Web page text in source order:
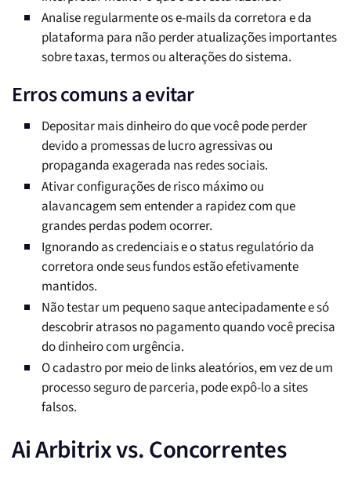
Analise regularmente os e-mails da corretora e da
plataforma para não perder atualizações importantes
sobre taxas, termos ou alterações do sistema.
Erros comuns a evitar
Depositar mais dinheiro do que você pode perder
devido a promessas de lucro agressivas ou
propaganda exagerada nas redes sociais.
Ativar configurações de risco máximo ou
alavancagem sem entender a rapidez com que
grandes perdas podem ocorrer.
Ignorando as credenciais e o status regulatório da
corretora onde seus fundos estão efetivamente
mantidos.
Não testar um pequeno saque antecipadamente e só
descobrir atrasos no pagamento quando você precisa
do dinheiro com urgência.
O cadastro por meio de links aleatórios, em vez de um
processo seguro de parceria, pode expô-lo a sites
falsos.
Ai Arbitrix vs. Concorrentes